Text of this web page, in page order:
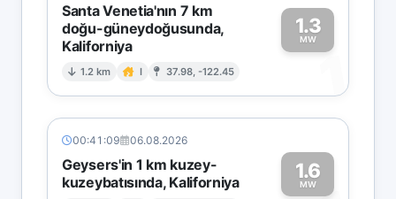
Santa Venetia'nın 7 km
doğu-güneydoğusunda,
Kaliforniya
1.2 km I 37.98, -122.45
1.3
MW
1
00:41:09 06.08.2026
Geysers'in 1 km kuzey-
kuzeybatısında, Kaliforniya
1.6
MW